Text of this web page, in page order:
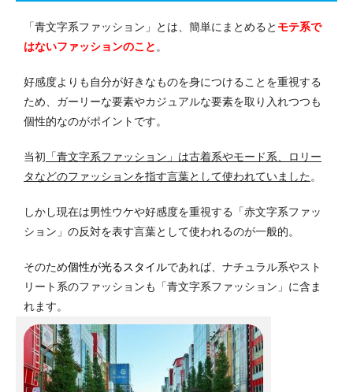
「青文字系ファッション」とは、簡単にまとめると モテ系で
はないファッションのこと。
好感度よりも自分が好きなものを身につけることを重視する
ため、ガーリーな要素やカジュアルな要素を取り入れつつも
個性的なのがポイントです。
当初 「青文字系ファッション」は古着系やモード系、ロリー
タなどのファッションを指す言葉として使われていました。
しかし現在は男性ウケや好感度を重視する「赤文字系ファッ
ション」の反対を表す言葉として使われるのが一般的。
そのため個性が光るスタイルであれば、ナチュラル系やスト
リート系のファッションも「青文字系ファッション」に含ま
れます。